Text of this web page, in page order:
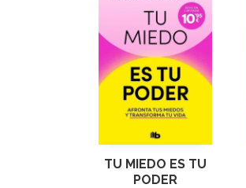
TU MIEDO ES TU
PODER